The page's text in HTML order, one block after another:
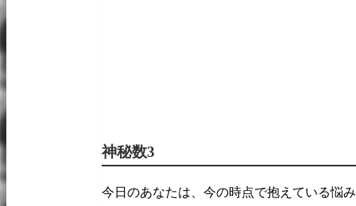
神秘数3
今日のあなたは、今の時点で抱えている悩